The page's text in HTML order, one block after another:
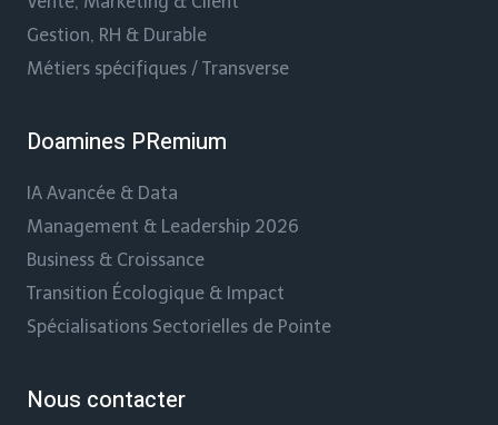
Gestion, RH & Durable
Métiers spécifiques / Transverse
Doamines PRemium
IA Avancée & Data
Management & Leadership 2026
Business & Croissance
Transition Écologique & Impact
Spécialisations Sectorielles de Pointe
Nous contacter